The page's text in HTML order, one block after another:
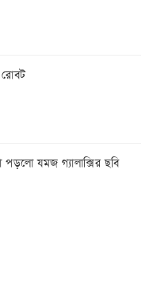
রোবট
যমজ গ্যালাক্সির ছবি